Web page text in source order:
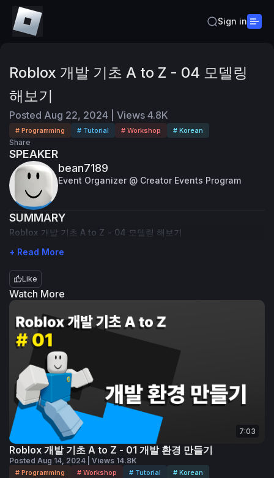
Sign in
Roblox 개발 기초 A to Z - 04 모델링
해보기
Posted Aug 22, 2024 Views 4.8K
# Programming # Tutorial # Workshop # Korean
Share
SPEAKER
bean7189
Event Organizer @ Creator Events Program
SUMMARY
Roblox 개발 기초 A to Z - 04 모델링 해보기
+ Read More
Like
Watch More
7:03
Roblox 개발 기초 A to Z - 01 개발 환경 만들기
Posted Aug 14, 2024 | Views 14.8K
# Programming # Workshop # Tutorial # Korean